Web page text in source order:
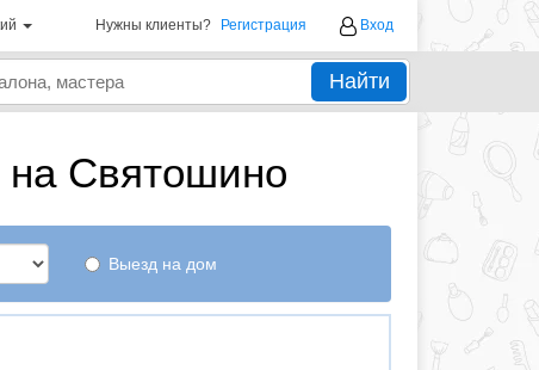
Нужны клиенты? Регистрация Вход
Найти
на Святошино
Выезд на дом